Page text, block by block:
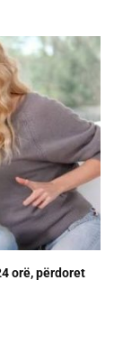
orë, përdoret